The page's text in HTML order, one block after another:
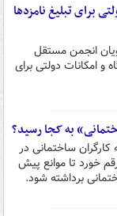
برای تبلیغ نامزدها
انجمن مستقل
و امکانات دولتی برای
به کجا رسید؟
کارگران ساختمانی در
خورد تا موانع پیش
برداشته شود.